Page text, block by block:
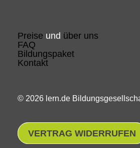
Preise und über uns
FAQ
Bildungspaket
Kontakt
© 2026 lern.de
VERTRAG WIDERRUFEN